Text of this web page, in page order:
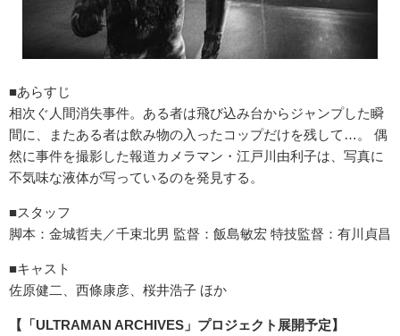
■あらすじ
相次ぐ人間消失事件。ある者は飛び込み台からジャンプした瞬
間に、またある者は飲み物の入ったコップだけを残して…。 偶
然に事件を撮影した報道カメラマン・江戸川由利子は、写真に
不気味な液体が写っているのを発見する。
■スタッフ
脚本：金城哲夫／千束北男 監督：飯島敏宏 特技監督：有川貞昌
■キャスト
佐原健二、西條康彦、桜井浩子 ほか
【「ULTRAMAN ARCHIVES」プロジェクト展開予定】